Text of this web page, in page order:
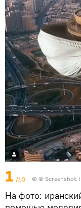
1 /10 © © Screenshot:
На фото: